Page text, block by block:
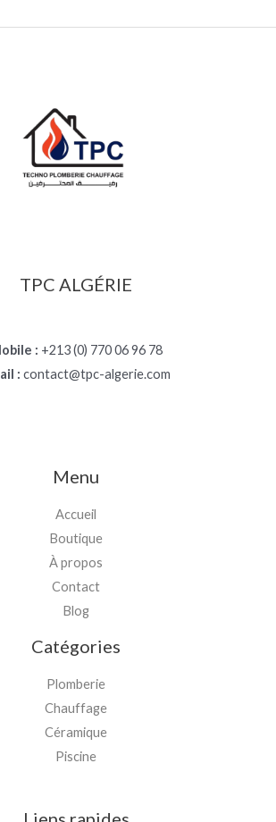
TPC ALGÉRIE
: +213 (0) 770 06 96 78
: contact@tpc-algerie.com
Menu
Accueil
Boutique
À propos
Contact
Blog
Catégories
Plomberie
Chauffage
Céramique
Piscine